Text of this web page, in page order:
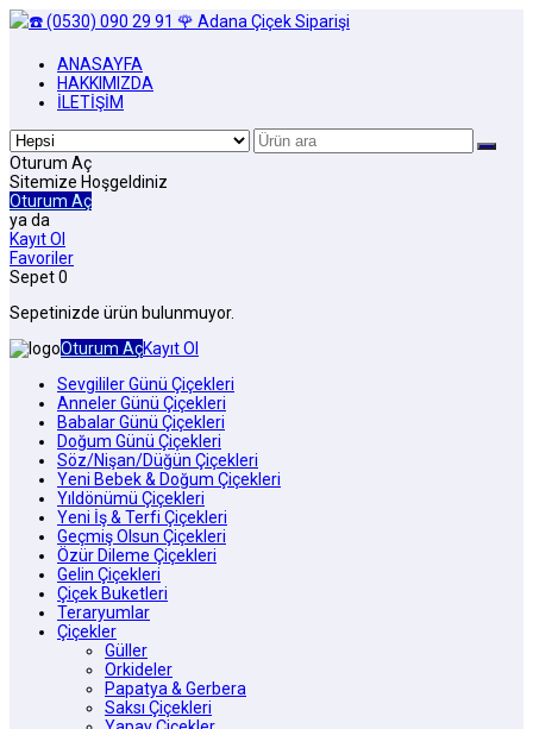
ANASAYFA
HAKKIMIZDA
İLETİŞİM
Oturum Aç
Sitemize Hoşgeldiniz
Oturum Aç
ya da
Kayıt Ol
Favoriler
Sepet0
Sepetinizde ürün bulunmuyor.
Oturum AçKayıt Ol
Sevgililer Günü Çiçekleri
Anneler Günü Çiçekleri
Babalar Günü Çiçekleri
Doğum Günü Çiçekleri
Söz/Nişan/Düğün Çiçekleri
Yeni Bebek & Doğum Çiçekleri
Yıldönümü Çiçekleri
Yeni İş & Terfi Çiçekleri
Geçmiş Olsun Çiçekleri
Özür Dileme Çiçekleri
Gelin Çiçekleri
Çiçek Buketleri
Teraryumlar
Çiçekler
Güller
Orkideler
Papatya & Gerbera
Saksı Çiçekleri